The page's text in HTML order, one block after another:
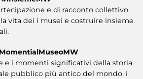
e di racconto collettivo
vita dei i musei e costruire insieme
e i momenti significativi della storia
pubblico più antico del mondo, i